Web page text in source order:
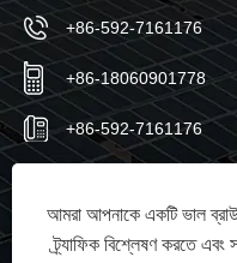
+86-592-7161176
+86-18060901778
+86-592-7161176
নং 766 কিশান নর্থ রোড, হুলি
আমরা আপনাকে একটি ভাল
ট্র্যাফিক বিশ্লেষণ করতে